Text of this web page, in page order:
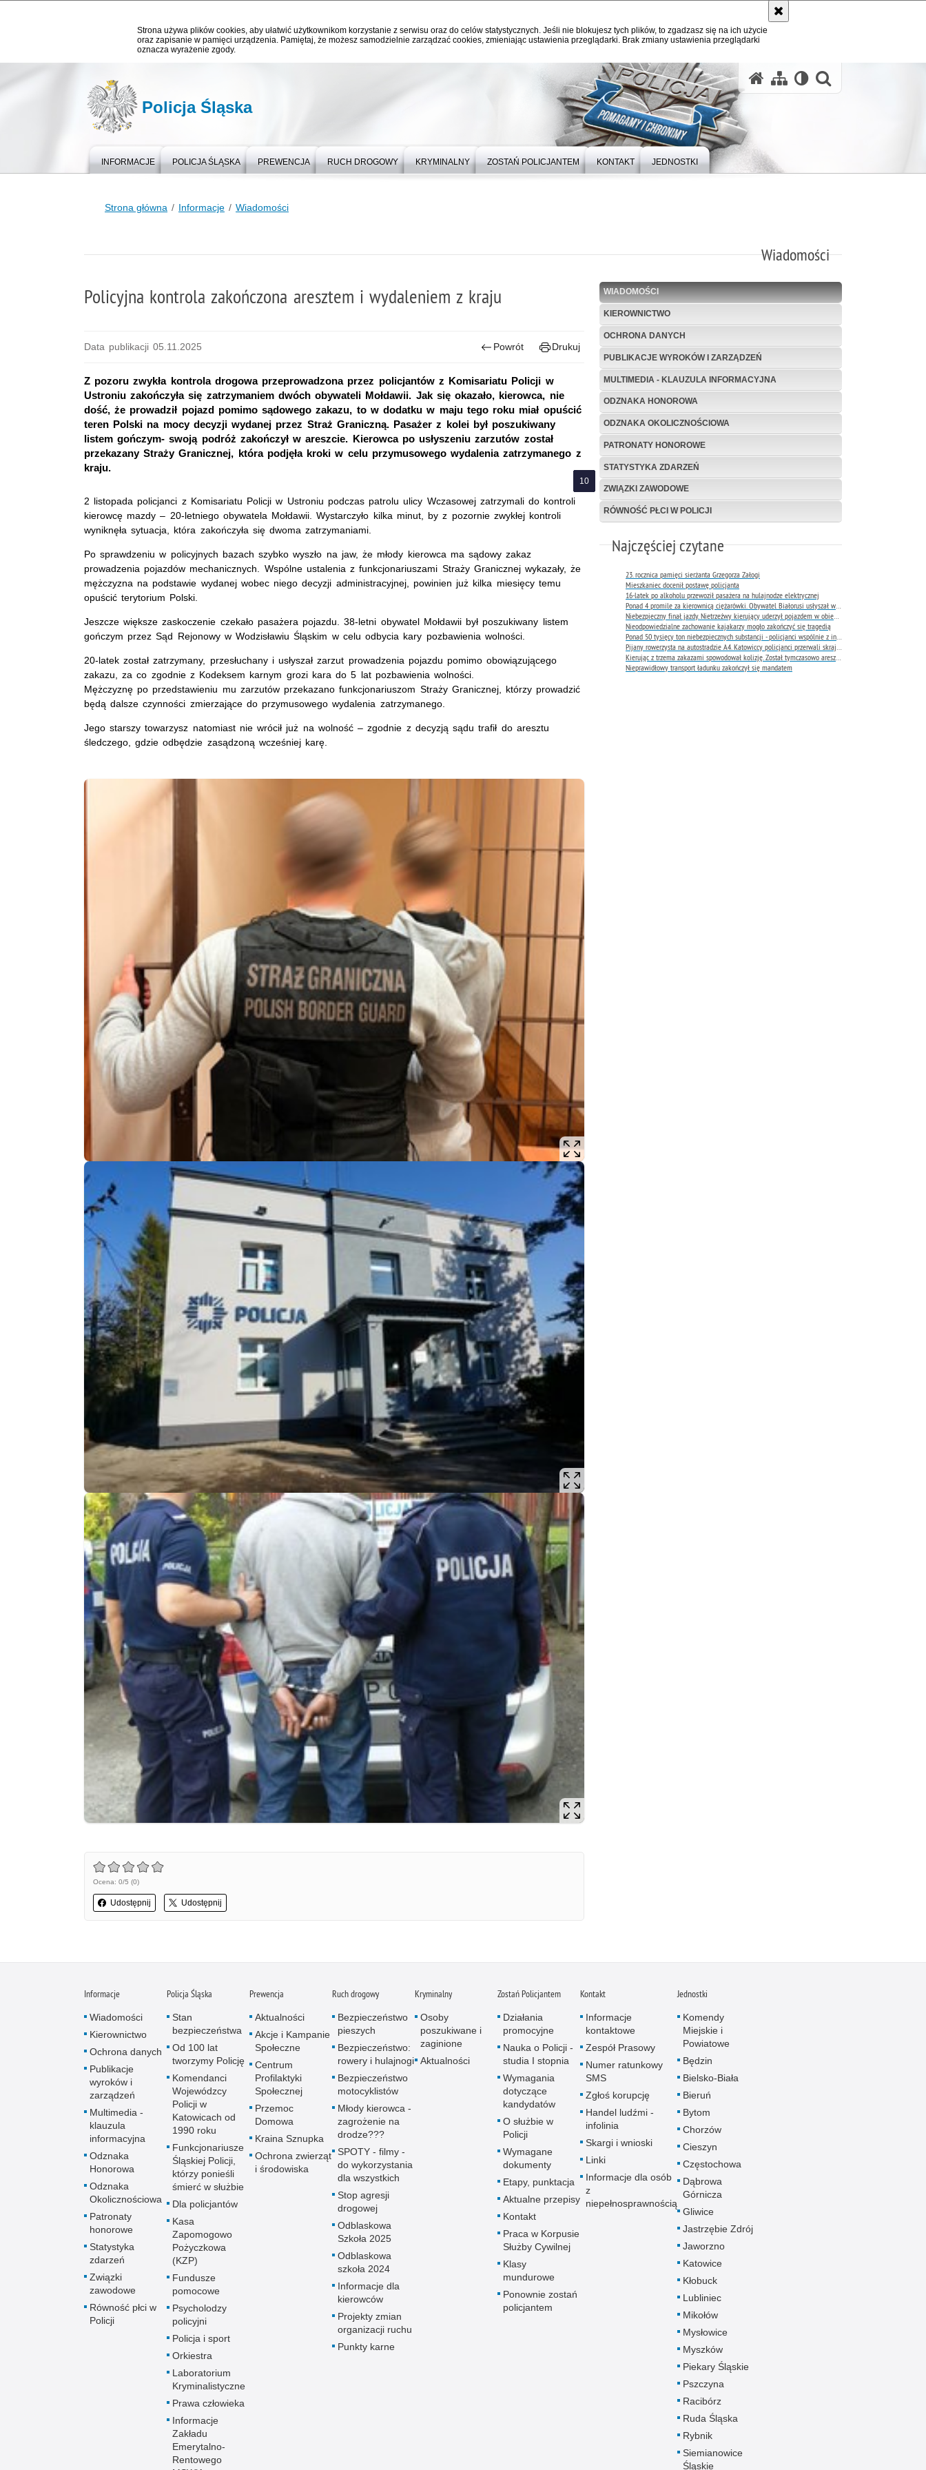
Strona używa plików cookies, aby ułatwić użytkownikom korzystanie z serwisu oraz do celów statystycznych. Jeśli nie blokujesz tych plików, to zgadzasz się na ich użycie
oraz zapisanie w pamięci urządzenia. Pamiętaj, że możesz samodzielnie zarządzać cookies, zmieniając ustawienia przeglądarki. Brak zmiany ustawienia przeglądarki
oznacza wyrażenie zgody.
Policja Śląska
INFORMACJE POLICJA ŚLĄSKA PREWENCJA RUCH DROGOWY KRYMINALNY ZOSTAŃ POLICJANTEM KONTAKT JEDNOSTKI
Strona główna Informacje Wiadomości
Wiadomości
WIADOMOŚCI
KIEROWNICTWO
OCHRONA DANYCH
PUBLIKACJE WYROKÓW I ZARZĄDZEŃ
MULTIMEDIA - KLAUZULA INFORMACYJNA
ODZNAKA HONOROWA
ODZNAKA OKOLICZNOŚCIOWA
PATRONATY HONOROWE
STATYSTYKA ZDARZEŃ
ZWIĄZKI ZAWODOWE
RÓWNOŚĆ PŁCI W POLICJI
Najczęściej czytane
23. rocznica pamięci sierżanta Grzegorza Załogi
Mieszkaniec docenił postawę policjanta
16-latek po alkoholu przewoził pasażera na hulajnodze elektrycznej
Nieodpowiedzialne zachowanie kajakarzy mogło zakończyć się tragedią
Nieprawidłowy transport ładunku zakończył się mandatem
Policyjna kontrola zakończona aresztem i wydaleniem z kraju
Data publikacji 05.11.2025 Powrót Drukuj
Z pozoru zwykła kontrola drogowa przeprowadzona przez policjantów z Komisariatu Policji w
Ustroniu zakończyła się zatrzymaniem dwóch obywateli Mołdawii. Jak się okazało, kierowca, nie
dość, że prowadził pojazd pomimo sądowego zakazu, to w dodatku w maju tego roku miał opuścić
teren Polski na mocy decyzji wydanej przez Straż Graniczną. Pasażer z kolei był poszukiwany
listem gończym- swoją podróż zakończył w areszcie. Kierowca po usłyszeniu zarzutów został
przekazany Straży Granicznej, która podjęła kroki w celu przymusowego wydalenia zatrzymanego z
kraju.
2 listopada policjanci z Komisariatu Policji w Ustroniu podczas patrolu ulicy Wczasowej zatrzymali do kontroli
kierowcę mazdy – 20-letniego obywatela Mołdawii. Wystarczyło kilka minut, by z pozornie zwykłej kontroli
wyniknęła sytuacja, która zakończyła się dwoma zatrzymaniami.
Po sprawdzeniu w policyjnych bazach szybko wyszło na jaw, że młody kierowca ma sądowy zakaz
prowadzenia pojazdów mechanicznych. Wspólne ustalenia z funkcjonariuszami Straży Granicznej wykazały, że
mężczyzna na podstawie wydanej wobec niego decyzji administracyjnej, powinien już kilka miesięcy temu
opuścić terytorium Polski.
Jeszcze większe zaskoczenie czekało pasażera pojazdu. 38-letni obywatel Mołdawii był poszukiwany listem
gończym przez Sąd Rejonowy w Wodzisławiu Śląskim w celu odbycia kary pozbawienia wolności.
20-latek został zatrzymany, przesłuchany i usłyszał zarzut prowadzenia pojazdu pomimo obowiązującego
zakazu, za co zgodnie z Kodeksem karnym grozi kara do 5 lat pozbawienia wolności.
Mężczyznę po przedstawieniu mu zarzutów przekazano funkcjonariuszom Straży Granicznej, którzy prowadzić
będą dalsze czynności zmierzające do przymusowego wydalenia zatrzymanego.
Jego starszy towarzysz natomiast nie wrócił już na wolność – zgodnie z decyzją sądu trafił do aresztu
śledczego, gdzie odbędzie zasądzoną wcześniej karę.
Ocena: 0/5 (0)
Udostępnij Udostępnij
Informacje
Wiadomości
Kierownictwo
Ochrona danych
Publikacje
wyroków i
zarządzeń
Multimedia -
klauzula
informacyjna
Odznaka
Honorowa
Odznaka
Okolicznościowa
Patronaty
honorowe
Statystyka
zdarzeń
Związki
zawodowe
Równość płci w
Policji
Policja Śląska
Stan
bezpieczeństwa
Od 100 lat
tworzymy Policję
Komendanci
Wojewódzcy
Policji w
Katowicach od
1990 roku
Funkcjonariusze
Śląskiej Policji,
którzy ponieśli
śmierć w służbie
Dla policjantów
Kasa
Zapomogowo
Pożyczkowa
(KZP)
Fundusze
pomocowe
Psycholodzy
policyjni
Policja i sport
Orkiestra
Laboratorium
Kryminalistyczne
Prawa człowieka
Informacje
Zakładu
Emerytalno-
Rentowego
Prewencja
Aktualności
Akcje i Kampanie
Społeczne
Centrum
Profilaktyki
Społecznej
Przemoc
Domowa
Kraina Sznupka
Ochrona zwierząt
i środowiska
Ruch drogowy
Bezpieczeństwo
pieszych
Bezpieczeństwo:
rowery i hulajnogi
Bezpieczeństwo
motocyklistów
Młody kierowca -
zagrożenie na
drodze???
SPOTY - filmy -
do wykorzystania
dla wszystkich
Stop agresji
drogowej
Odblaskowa
Szkoła 2025
Odblaskowa
szkoła 2024
Informacje dla
kierowców
Projekty zmian
organizacji ruchu
Punkty karne
Kryminalny
Osoby
poszukiwane i
zaginione
Aktualności
Zostań Policjantem
Działania
promocyjne
Nauka o Policji -
studia I stopnia
Wymagania
dotyczące
kandydatów
O służbie w
Policji
Wymagane
dokumenty
Etapy, punktacja
Aktualne przepisy
Kontakt
Praca w Korpusie
Służby Cywilnej
Klasy
mundurowe
Ponownie zostań
policjantem
Kontakt
Informacje
kontaktowe
Zespół Prasowy
Numer ratunkowy
SMS
Zgłoś korupcję
Handel ludźmi -
infolinia
Skargi i wnioski
Linki
Informacje dla osób
z
niepełnosprawnością
Jednostki
Komendy
Miejskie i
Powiatowe
Będzin
Bielsko-Biała
Bieruń
Bytom
Chorzów
Cieszyn
Częstochowa
Dąbrowa
Górnicza
Gliwice
Jastrzębie Zdrój
Jaworzno
Katowice
Kłobuck
Lubliniec
Mikołów
Mysłowice
Myszków
Piekary Śląskie
Pszczyna
Racibórz
Ruda Śląska
Rybnik
Siemianowice
Śląskie